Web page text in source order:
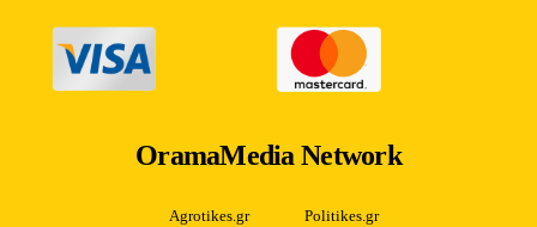
OramaMedia Network
Agrotikes.gr Politikes.gr